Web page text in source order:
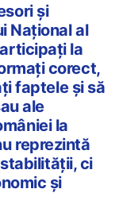
și
Național al
la
corect,
faptele și să
ale
la
reprezintă
ci
și